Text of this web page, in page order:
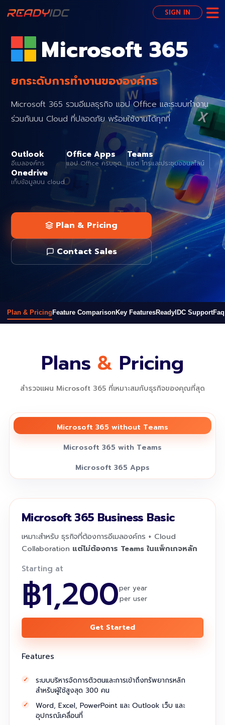
SIGN IN
Microsoft 365
ยกระดับการทำงานขององค์กร
Microsoft 365 รวมอีเมลธุรกิจ แอป Office และระบบทำงาน
ร่วมกันบน Cloud ที่ปลอดภัย พร้อมใช้งานได้ทุกที่
Outlook
อีเมลองค์กร
Office Apps
แอป Office ครบชุด
Teams
แชต โทรและประชุมออนลไลน์
Onedrive
เก็บข้อมูลบน cloud
Plan & Pricing
Contact Sales
Plan & Pricing Feature ComparisonKey FeaturesReadyIDC SupportFaq
Plans & Pricing
สำรวจแผน Microsoft 365 ที่เหมาะสมกับธุรกิจของคุณที่สุด
Microsoft 365 without Teams
Microsoft 365 with Teams
Microsoft 365 Apps
Microsoft 365 Business Basic
เหมาะสำหรับ ธุรกิจที่ต้องการอีเมลองค์กร + Cloud
Collaboration แต่ไม่ต้องการ Teams ในแพ็กเกจหลัก
Starting at
฿1,200per year
per user
Get Started
Features
ระบบบริหารจัดการตัวตนและการเข้าถึงทรัพยากรหลัก
สำหรับผู้ใช้สูงสุด 300 คน
Word, Excel, PowerPoint และ Outlook เว็บ และ
อุปกรณ์เคลื่อนที่